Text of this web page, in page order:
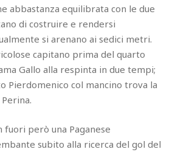
abbastanza equilibrata con le due
di costruire e rendersi
si arenano ai sedici metri.
capitano prima del quarto
Gallo alla respinta in due tempi;
Pierdomenico col mancino trova la
fuori però una Paganese
subito alla ricerca del gol del